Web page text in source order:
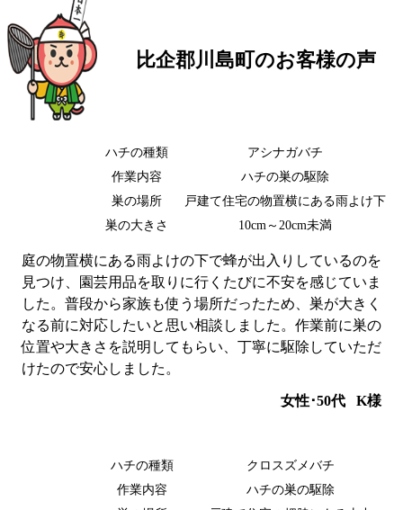
比企郡川島町のお客様の声
庭の物置横にある雨よけの下で蜂が出入りしているのを
見つけ、園芸用品を取りに行くたびに不安を感じていま
した。普段から家族も使う場所だったため、巣が大きく
なる前に対応したいと思い相談しました。作業前に巣の
位置や大きさを説明してもらい、丁寧に駆除していただ
けたので安心しました。
女性･50代 K様
ハチの種類
アシナガバチ
作業内容
ハチの巣の駆除
巣の場所
戸建て住宅の物置横にある雨よけ下
巣の大きさ
10cm～20cm未満
ハチの種類
クロスズメバチ
作業内容
ハチの巣の駆除